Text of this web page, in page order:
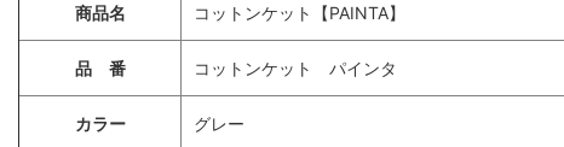
商品名 コットンケット【PAINTA】
品 番 コットンケット パインタ
カラー グレー